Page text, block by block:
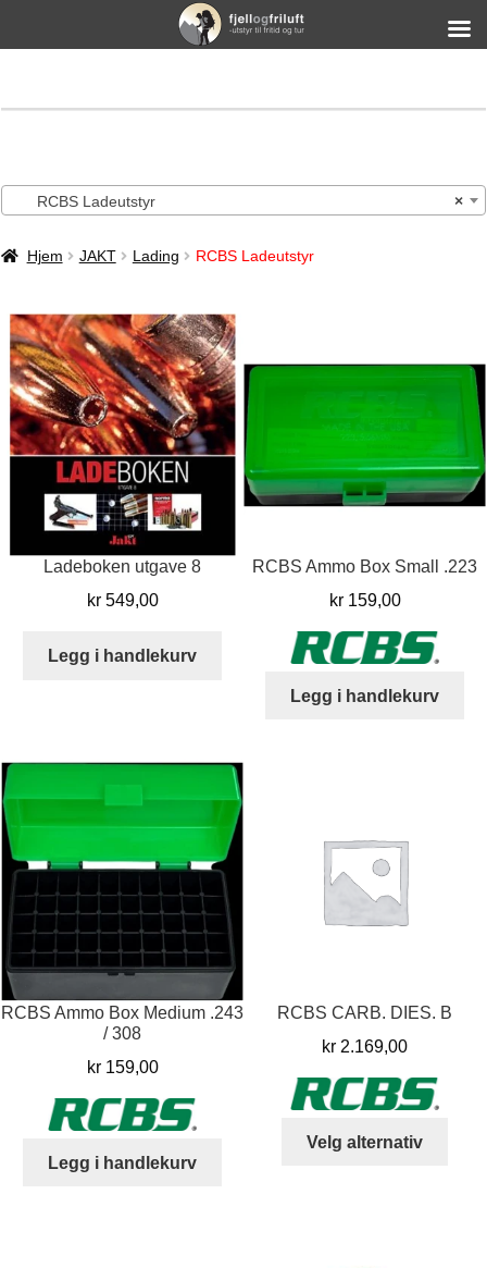
×
RCBS Ladeutstyr
Hjem JAKT Lading RCBS Ladeutstyr
Ladeboken utgave 8
kr549,00
Legg i handlekurv
RCBS Ammo Box Small .223
kr159,00
Legg i handlekurv
RCBS Ammo Box Medium .243
/ 308
kr159,00
Legg i handlekurv
RCBS CARB. DIES. B
kr 2.169,00
Velg alternativ